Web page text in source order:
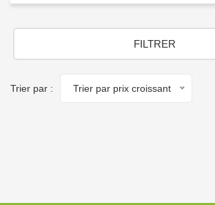
FILTRER
Trier par : Trier par prix croissant